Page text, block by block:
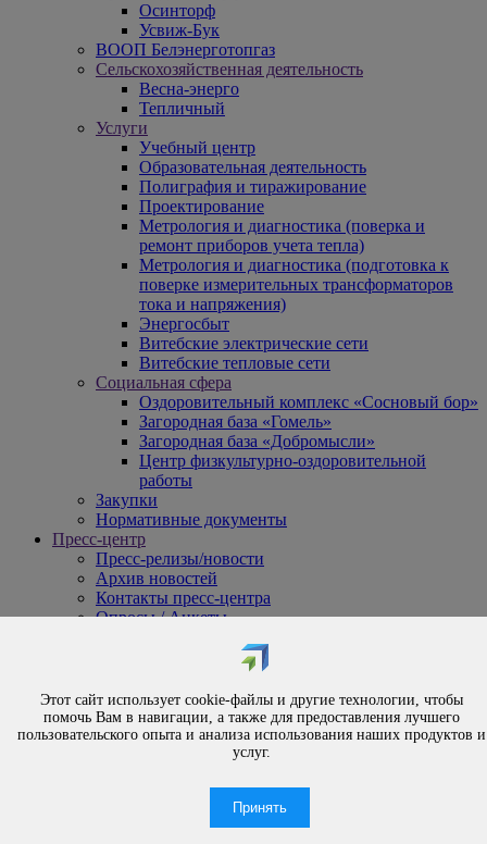
Осинторф
Усвиж-Бук
ВООП Белэнерготопгаз
Сельскохозяйственная деятельность
Весна-энерго
Тепличный
Услуги
Учебный центр
Образовательная деятельность
Полиграфия и тиражирование
Проектирование
Метрология и диагностика (поверка и
ремонт приборов учета тепла)
Метрология и диагностика (подготовка к
поверке измерительных трансформаторов
тока и напряжения)
Энергосбыт
Витебские электрические сети
Витебские тепловые сети
Социальная сфера
Оздоровительный комплекс «Сосновый бор»
Загородная база «Гомель»
Загородная база «Добромысли»
Центр физкультурно-оздоровительной
работы
Закупки
Нормативные документы
Пресс-центр
Пресс-релизы/новости
Архив новостей
Контакты пресс-центра
Опросы / Анкеты
Обращения
Порядок рассмотрения обращений
Личный приём
Электронные обращения
Часто задаваемые вопросы
Этот сайт использует cookie-файлы и другие технологии, чтобы
помочь Вам в навигации, а также для предоставления лучшего
пользовательского опыта и анализа использования наших продуктов и
услуг.
Принять